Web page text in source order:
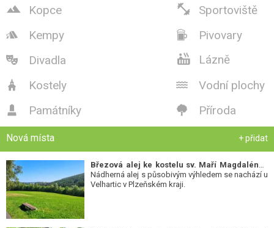
 Kopce  Sportoviště
 Kempy  Pivovary
 Divadla  Lázně
 Kostely  Vodní plochy
 Památníky  Příroda
Nová místa + přidat
Nádherná alej s působivým výhledem se nachází u
Velhartic v Plzeňském kraji.